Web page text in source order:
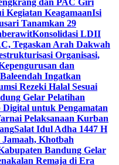
dan PAC Giri
KeagamaanIsi
Tanamkan 29
Konsolidasi LDII
Tegaskan Arah Dakwah
Organisasi,
dan
Ingatkan
Rezeki Halal Sesuai
Gelar Pelatihan
untuk Pengamatan
Pelaksanaan Kurban
Salat Idul Adha 1447 H
Khotbah
Bandung Gelar
Remaja di Era